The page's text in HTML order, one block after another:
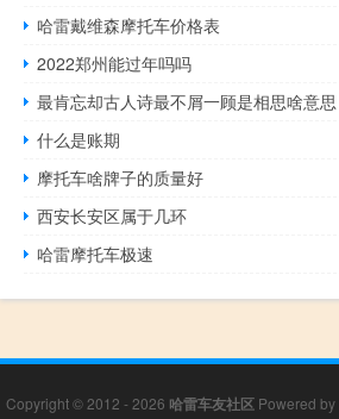
哈雷戴维森摩托车价格表
2022郑州能过年吗吗
最肯忘却古人诗最不屑一顾是相思啥意思
什么是账期
摩托车啥牌子的质量好
西安长安区属于几环
哈雷摩托车极速
Copyright © 2012 - 2026 哈雷车友社区Powered by